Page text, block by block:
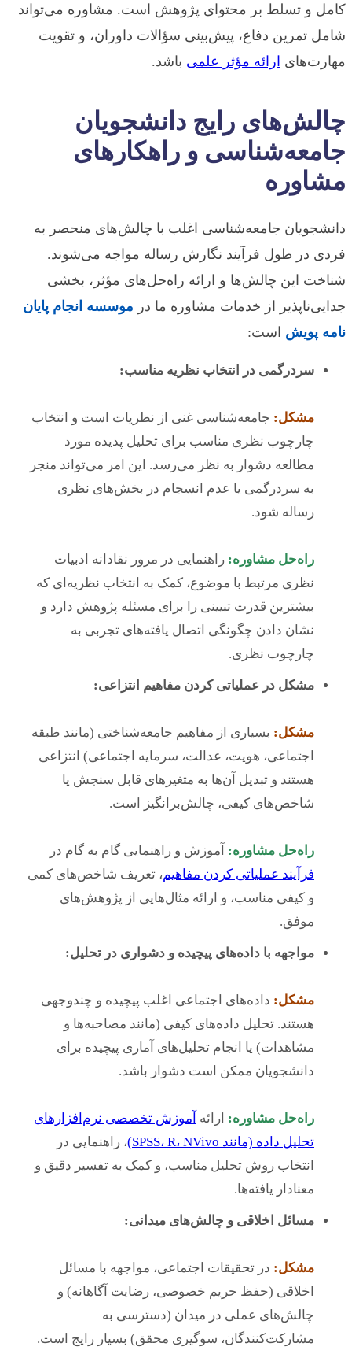
کامل و تسلط بر محتوای پژوهش است. مشاوره می‌تواند
شامل تمرین دفاع، پیش‌بینی سؤالات داوران، و تقویت
مهارت‌های ارائه مؤثر علمی باشد.
چالش‌های رایج دانشجویان
جامعه‌شناسی و راهکارهای
مشاوره
دانشجویان جامعه‌شناسی اغلب با چالش‌های منحصر به
فردی در طول فرآیند نگارش رساله مواجه می‌شوند.
شناخت این چالش‌ها و ارائه راه‌حل‌های مؤثر، بخشی
جدایی‌ناپذیر از خدمات مشاوره ما در موسسه انجام پایان
نامه پویش است:
سردرگمی در انتخاب نظریه مناسب:
مشکل: جامعه‌شناسی غنی از نظریات است و انتخاب
چارچوب نظری مناسب برای تحلیل پدیده مورد
مطالعه دشوار به نظر می‌رسد. این امر می‌تواند منجر
به سردرگمی یا عدم انسجام در بخش‌های نظری
رساله شود.
راه‌حل مشاوره: راهنمایی در مرور نقادانه ادبیات
نظری مرتبط با موضوع، کمک به انتخاب نظریه‌ای که
بیشترین قدرت تبیینی را برای مسئله پژوهش دارد و
نشان دادن چگونگی اتصال یافته‌های تجربی به
چارچوب نظری.
مشکل در عملیاتی کردن مفاهیم انتزاعی:
مشکل: بسیاری از مفاهیم جامعه‌شناختی (مانند طبقه
اجتماعی، هویت، عدالت، سرمایه اجتماعی) انتزاعی
هستند و تبدیل آن‌ها به متغیرهای قابل سنجش یا
شاخص‌های کیفی، چالش‌برانگیز است.
راه‌حل مشاوره: آموزش و راهنمایی گام به گام در
فرآیند عملیاتی کردن مفاهیم، تعریف شاخص‌های کمی
و کیفی مناسب، و ارائه مثال‌هایی از پژوهش‌های
موفق.
مواجهه با داده‌های پیچیده و دشواری در تحلیل:
مشکل: داده‌های اجتماعی اغلب پیچیده و چندوجهی
هستند. تحلیل داده‌های کیفی (مانند مصاحبه‌ها و
مشاهدات) یا انجام تحلیل‌های آماری پیچیده برای
دانشجویان ممکن است دشوار باشد.
راه‌حل مشاوره: ارائه آموزش تخصصی نرم‌افزارهای
تحلیل داده (مانند SPSS، R، NVivo)
، راهنمایی در
انتخاب روش تحلیل مناسب، و کمک به تفسیر دقیق و
معنادار یافته‌ها.
مسائل اخلاقی و چالش‌های میدانی:
مشکل: در تحقیقات اجتماعی، مواجهه با مسائل
اخلاقی (حفظ حریم خصوصی، رضایت آگاهانه) و
چالش‌های عملی در میدان (دسترسی به
مشارکت‌کنندگان، سوگیری محقق) بسیار رایج است.